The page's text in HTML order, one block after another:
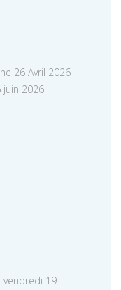
26 Avril 2026
juin 2026
vendredi 19